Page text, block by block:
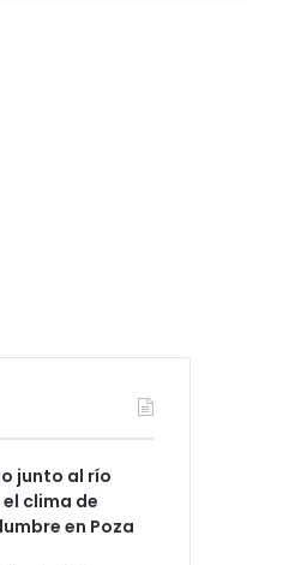
junto al río
clima de
en Poza